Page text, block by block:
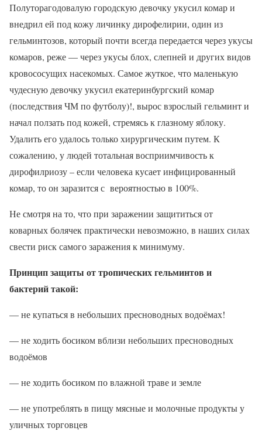
Полуторагодовалую городскую девочку укусил комар и
внедрил ей под кожу личинку дирофелирии, один из
гельминтозов, который почти всегда передается через укусы
комаров, реже — через укусы блох, слепней и других видов
кровососущих насекомых. Самое жуткое, что маленькую
чудесную девочку укусил екатеринбургский комар
(последствия ЧМ по футболу)!, вырос взрослый гельминт и
начал ползать под кожей, стремясь к глазному яблоку.
Удалить его удалось только хирургическим путем. К
сожалению, у людей тотальная восприимчивость к
дирофилриозу – если человека кусает инфицированный
комар, то он заразится с вероятностью в 100%.
Не смотря на то, что при заражении защититься от
коварных болячек практически невозможно, в наших силах
свести риск самого заражения к минимуму.
Принцип защиты от тропических гельминтов и
бактерий такой:
— не купаться в небольших пресноводных водоёмах!
— не ходить босиком вблизи небольших пресноводных
водоёмов
— не ходить босиком по влажной траве и земле
— не употреблять в пищу мясные и молочные продукты у
уличных торговцев